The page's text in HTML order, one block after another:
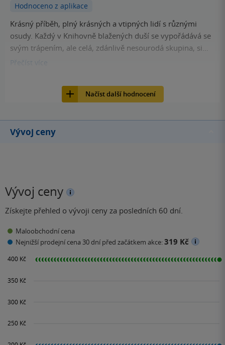
Hodnoceno z aplikace
Krásný příběh, plný krásných a vtipných lidí s různými
osudy. Každý v Knihovně blažených duší se vypořádává se
svým trápením, ale celá, zdánlivě nesourodá skupina, si
prostě dokonale sedne a dává smysl. U knížky jsem se
Přečíst
Načíst další hodnocení
Vývoj ceny
Vývoj ceny
Získejte přehled o vývoji ceny za posledních 60 dní.
Maloobchodní cena
Nejnižší prodejní cena 30 dní před začátkem akce:319 Kč